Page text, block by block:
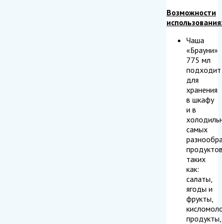
Возможности
Чаша
«Брауни»
775 мл
подходит
для
хранения
в шкафу
и в
самых
таких
как:
салаты,
ягоды и
фрукты,
продукты,